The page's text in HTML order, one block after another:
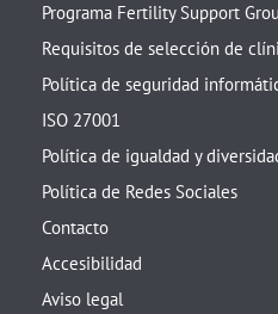
Programa Fertility Support
Requisitos de selección de
Política de seguridad
ISO 27001
Política de igualdad y
Política de Redes Sociales
Contacto
Accesibilidad
Aviso legal